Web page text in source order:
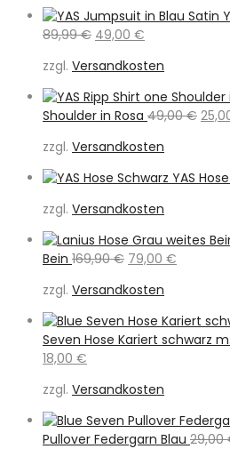
89,00 € 39,00 €.
89,99€ Ursprünglicher
war:
89,99 €
49,00 €
ist:
49,00 €.
zzgl. Versandkosten
Shoulder in Rosa 49,00€
zzgl. Versandkosten
YAS
zzgl. Versandkosten
Bein 169,90€ Ursprünglicher
war:
169,90 €
79,00 €
79,00 €.
zzgl. Versandkosten
Seven Hose Kariert schwarz
Ursprünglicher
war:
29,99 €
18,00 €
ist:
18,00 €.
zzgl. Versandkosten
Pullover Federgarn Blau 29,00